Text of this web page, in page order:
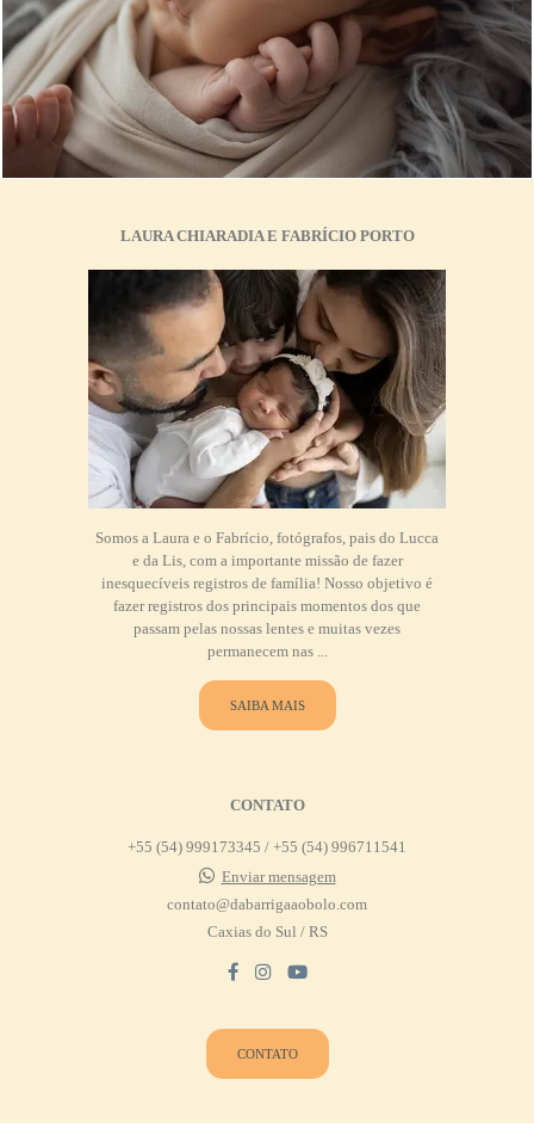
1666 0
LAURA CHIARADIA E FABRÍCIO PORTO
Somos a Laura e o Fabrício, fotógrafos, pais do Lucca
e da Lis, com a importante missão de fazer
inesquecíveis registros de família! Nosso objetivo é
fazer registros dos principais momentos dos que
passam pelas nossas lentes e muitas vezes
permanecem nas ...
SAIBA MAIS
CONTATO
+55 (54) 999173345 / +55 (54) 996711541
Enviar mensagem
contato@dabarrigaaobolo.com
Caxias do Sul / RS
CONTATO